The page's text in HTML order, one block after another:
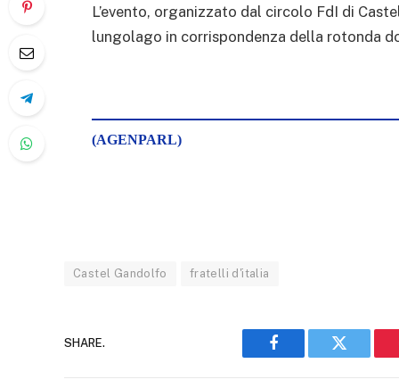
L’evento, organizzato dal circolo FdI di
lungolago in corrispondenza della rotonda
(AGENPARL)
Castel Gandolfo fratelli d'italia
SHARE.
Facebook Twitter